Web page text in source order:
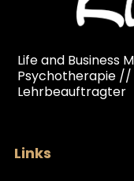
Life and Business
Psychotherapie
Lehrbeauftragter
Links